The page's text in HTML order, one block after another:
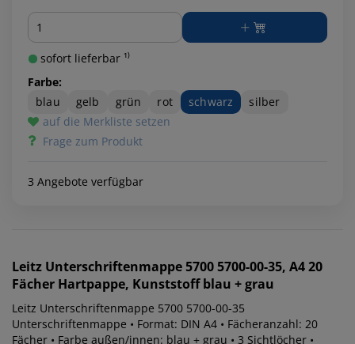
Menge
sofort lieferbar ¹⁾
Farbe:
blau
gelb grün rot schwarz
silber
auf die Merkliste setzen
Frage zum Produkt
3 Angebote verfügbar
Leitz Unterschriftenmappe 5700 5700-00-35, A4 20
Fächer Hartpappe, Kunststoff blau + grau
Leitz Unterschriftenmappe 5700 5700-00-35
Unterschriftenmappe • Format: DIN A4 • Fächeranzahl: 20
Fächer • Farbe außen/innen: blau + grau • 3 Sichtlöcher •